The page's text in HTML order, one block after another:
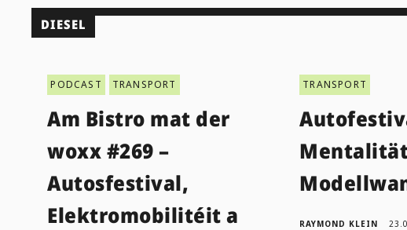
DIESEL
PODCAST TRANSPORT
Am Bistro mat der
woxx #269 –
Autosfestival,
Elektromobilitéit a
TRANSPORT
RAYMOND KLEIN